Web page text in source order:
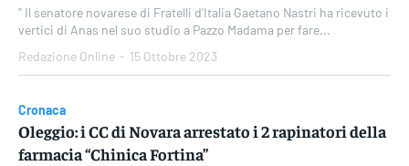
" Il senatore novarese di Fratelli d'Italia Gaetano Nastri ha ricevuto i
vertici di Anas nel suo studio a Pazzo Madama per fare...
Redazione Online - 15 Ottobre 2023
Cronaca
Oleggio: i CC di Novara arrestato i 2 rapinatori della
farmacia “Chinica Fortina”